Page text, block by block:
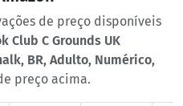
de preço disponíveis
Club C Grounds UK
BR, Adulto, Numérico,
preço acima.